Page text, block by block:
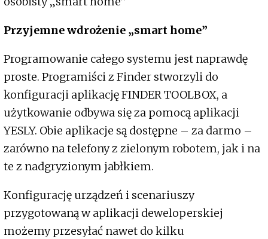
Przyjemne wdrożenie „smart home”
Programowanie całego systemu jest naprawdę
proste. Programiści z Finder stworzyli do
konfiguracji aplikację FINDER TOOLBOX, a
użytkowanie odbywa się za pomocą aplikacji
YESLY. Obie aplikacje są dostępne – za darmo –
zarówno na telefony z zielonym robotem, jak i na
te z nadgryzionym jabłkiem.
Konfigurację urządzeń i scenariuszy
przygotowaną w aplikacji deweloperskiej
możemy przesyłać nawet do kilku